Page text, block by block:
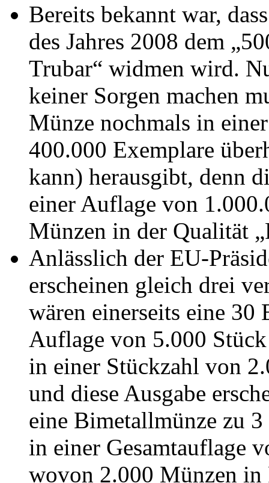
Bereits bekannt war,
des Jahres 2008 dem
Trubar“ widmen wird.
keiner Sorgen machen
Münze nochmals in
400.000 Exemplare
kann) herausgibt, denn
einer Auflage von
Münzen in der Qualität
Anlässlich der EU-
erscheinen gleich drei
wären einerseits eine
Auflage von 5.000
in einer Stückzahl von
und diese Ausgabe
eine Bimetallmünze zu
in einer Gesamtauflage
wovon 2.000 Münzen in